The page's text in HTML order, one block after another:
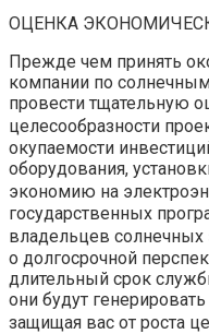
ОЦЕНКА
Прежде чем принять
компании по
провести тщательную
целесообразности
окупаемости
оборудования,
экономию на
государственных
владельцев солнечных
о долгосрочной
длительный срок
они будут
защищая вас от роста